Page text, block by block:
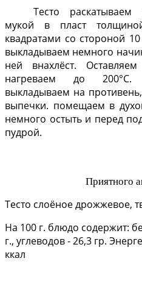
Тесто
мукой в пласт
квадратами со стороной
выкладываем немного
ней внахлёст.
нагреваем до 200°C.
выкладываем на
выпечки. помещаем в
немного остыть и перед
пудрой.
Приятного
Тесто слоёное дрожжевое,
На 100 г. блюдо содержит:
г., углеводов - 26,3 гр.
ккал